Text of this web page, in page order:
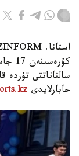
سالتاناتتى
حابارلايدى